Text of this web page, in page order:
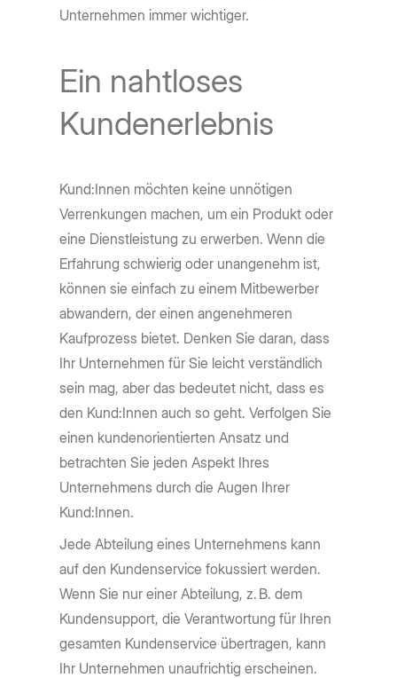
Unternehmen immer wichtiger.
Ein nahtloses
Kundenerlebnis
Kund:Innen möchten keine unnötigen
Verrenkungen machen, um ein Produkt oder
eine Dienstleistung zu erwerben. Wenn die
Erfahrung schwierig oder unangenehm ist,
können sie einfach zu einem Mitbewerber
abwandern, der einen angenehmeren
Kaufprozess bietet. Denken Sie daran, dass
Ihr Unternehmen für Sie leicht verständlich
sein mag, aber das bedeutet nicht, dass es
den Kund:Innen auch so geht. Verfolgen Sie
einen kundenorientierten Ansatz und
betrachten Sie jeden Aspekt Ihres
Unternehmens durch die Augen Ihrer
Kund:Innen.
Jede Abteilung eines Unternehmens kann
auf den Kundenservice fokussiert werden.
Wenn Sie nur einer Abteilung, z. B. dem
Kundensupport, die Verantwortung für Ihren
gesamten Kundenservice übertragen, kann
Ihr Unternehmen unaufrichtig erscheinen.